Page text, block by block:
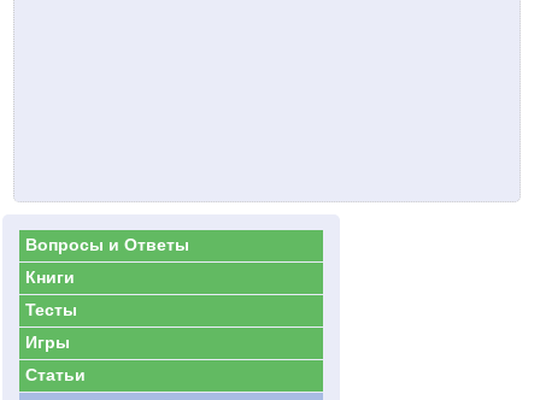
Вопросы и Ответы
Книги
Тесты
Игры
Статьи